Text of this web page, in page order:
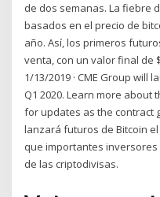
de dos semanas. La fiebre
basados en el precio de
año. Así, los primeros
venta, con un valor final de
1/13/2019 · CME Group will
Q1 2020. Learn more about
for updates as the contract
lanzará futuros de Bitcoin
que importantes
de las criptodivisas.